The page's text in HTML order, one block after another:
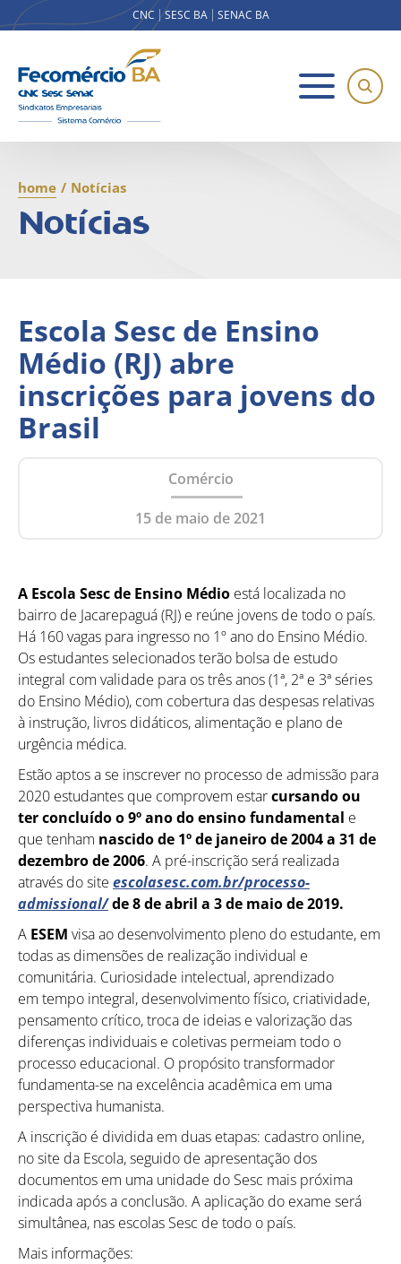
CNC SESC BA SENAC BA
home / Notícias
Notícias
Escola Sesc de Ensino
Médio (RJ) abre
inscrições para jovens do
Brasil
Comércio
15 de maio de 2021
A Escola Sesc de Ensino Médio está localizada no
bairro de Jacarepaguá (RJ) e reúne jovens de todo o país.
Há 160 vagas para ingresso no 1º ano do Ensino Médio.
Os estudantes selecionados terão bolsa de estudo
integral com validade para os três anos (1ª, 2ª e 3ª séries
do Ensino Médio), com cobertura das despesas relativas
à instrução, livros didáticos, alimentação e plano de
urgência médica.
Estão aptos a se inscrever no processo de admissão para
2020 estudantes que comprovem estarcursando ou
ter concluído o 9º ano do ensino fundamental e
que tenham nascido de 1º de janeiro de 2004 a 31 de
dezembro de 2006. A pré-inscrição será realizada
através do site escolasesc.com.br/processo-
admissional/de 8 de abril a 3 de maio de 2019.
A ESEM visa ao desenvolvimento pleno do estudante, em
todas as dimensões de realização individual e
comunitária. Curiosidade intelectual, aprendizado
em tempo integral, desenvolvimento físico, criatividade,
pensamento crítico, troca de ideias e valorização das
diferenças individuais e coletivas permeiam todo o
processo educacional. O propósito transformador
fundamenta-se na excelência acadêmica em uma
perspectiva humanista.
A inscrição é dividida em duas etapas: cadastro online,
no site da Escola, seguido de apresentação dos
documentos em uma unidade do Sesc mais próxima
indicada após a conclusão. A aplicação do exame será
simultânea, nas escolas Sesc de todo o país.
Mais informações: